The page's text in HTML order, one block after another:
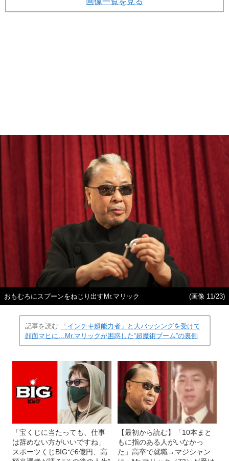
おもむろにスプーンをねじり出すMr.マリック (画像 11/23)
記事を読む
「インチキ超能力者」と大バッシングを受けて
顔面マヒに…Mr.マリックが困惑した“超魔術ブーム”の裏側
「宝くじに当たっても、仕事
は辞めない方がいいですね」
スポーツくじBIGで6億円、高
【最初から読む】「10本まと
もに指のある人がいなかっ
た」高卒で就職→マジシャン